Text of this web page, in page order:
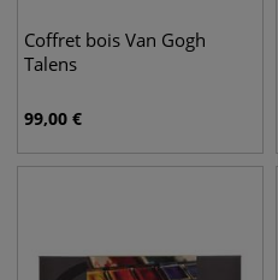
Coffret bois Van Gogh
Talens
99,00 €